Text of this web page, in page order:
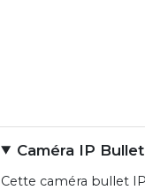
Caméra IP
Cette caméra bullet